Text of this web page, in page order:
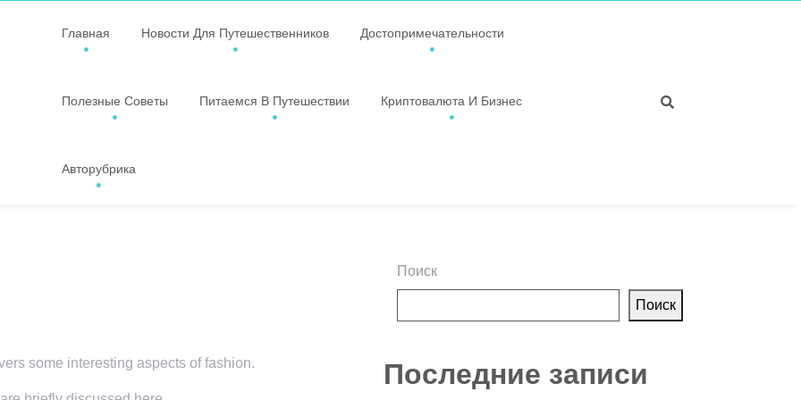
Главная Новости Для Путешественников Достопримечательности
Полезные Советы Питаемся В Путешествии Криптовалюта И Бизнес
Авторубрика
some interesting aspects of fashion.
Поиск
Поиск
Последние записи